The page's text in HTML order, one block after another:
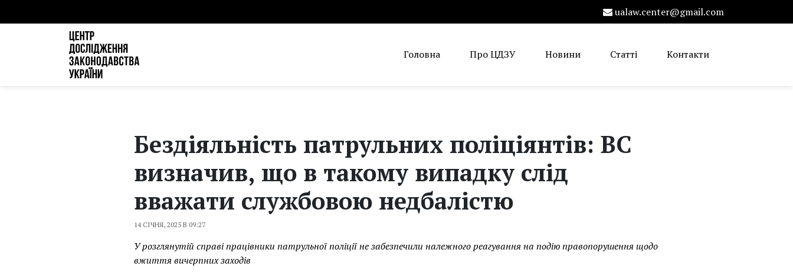
ualaw.center@gmail.com
Головна Про ЦДЗУ Новини Статті Контакти
Бездіяльність патрульних поліціянтів: ВС
визначив, що в такому випадку слід
вважати службовою недбалістю
14 СІЧНЯ, 2025 В 09:27
У розглянутій справі працівники патрульної поліції не забезпечили належного реагування на подію правопорушення щодо
вжиття вичерпних заходів